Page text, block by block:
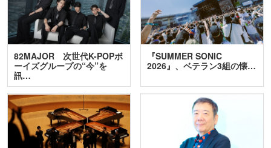
82MAJOR 次世代K-POPボ
ーイズグループの“今”を
訊…
『SUMMER SONIC
2026』、ベテラン3組の懐…